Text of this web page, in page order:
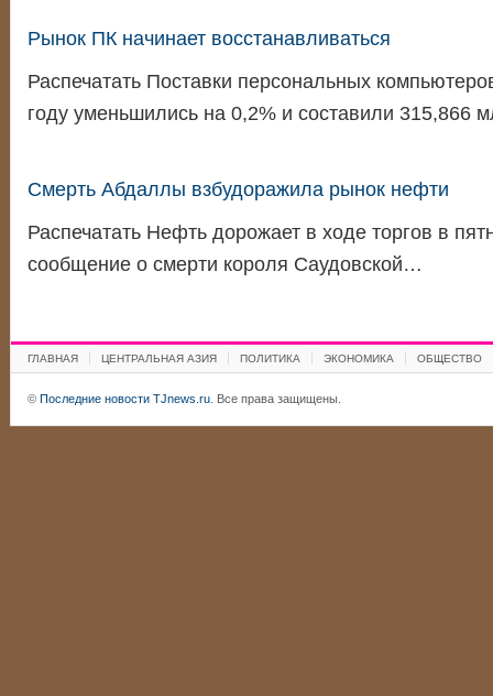
Рынок ПК начинает восстанавливаться
Распечатать Поставки персональных
году уменьшились на 0,2% и составили 315,866
Смерть Абдаллы взбудоражила рынок нефти
Распечатать Нефть дорожает в ходе торгов в
сообщение о смерти короля Саудовской…
ГЛАВНАЯ ЦЕНТРАЛЬНАЯ АЗИЯ ПОЛИТИКА ЭКОНОМИКА ОБЩЕСТВО
© Последние новости TJnews.ru. Все права защищены.